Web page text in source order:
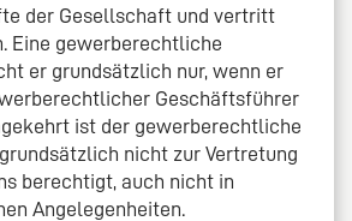
der Gesellschaft und vertritt
Eine gewerberechtliche
er grundsätzlich nur, wenn er
Geschäftsführer
ist der gewerberechtliche
nicht zur Vertretung
berechtigt, auch nicht in
Angelegenheiten.